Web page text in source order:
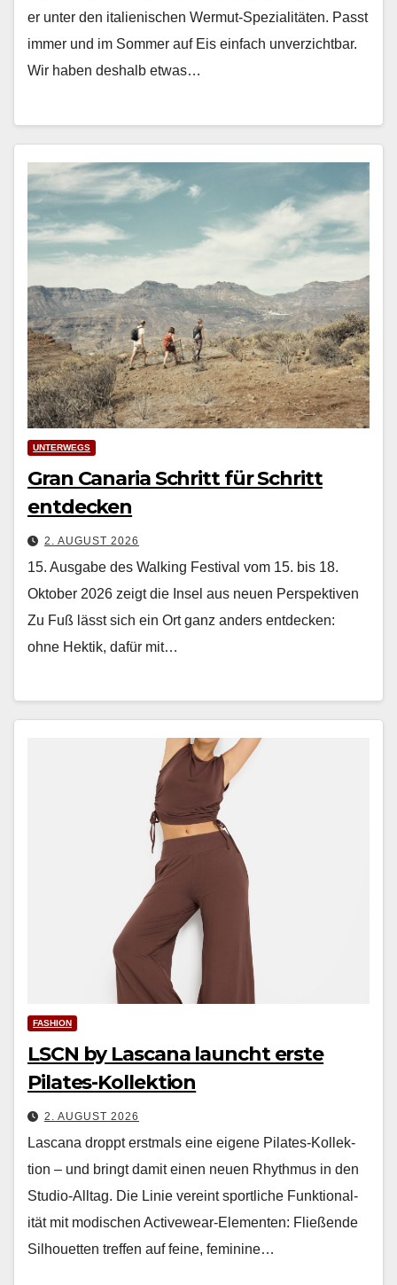
er unter den ital­ienis­chen Wer­mut-Spezial­itäten. Passt
immer und im Som­mer auf Eis ein­fach unverzicht­bar.
Wir haben deshalb etwas…
UNTERWEGS
Gran Canaria Schritt für Schritt
entdecken
2. AUGUST 2026
15. Ausgabe des Walking Festival vom 15. bis 18.
Oktober 2026 zeigt die Insel aus neuen Perspektiven
Zu Fuß lässt sich ein Ort ganz anders ent­deck­en:
ohne Hek­tik, dafür mit…
FASHION
LSCN by Lascana launcht erste
Pilates-Kollektion
2. AUGUST 2026
Las­cana droppt erst­mals eine eigene Pilates-Kollek­
tion – und bringt damit einen neuen Rhyth­mus in den
Stu­dio-All­t­ag. Die Lin­ie vere­int sportliche Funk­tion­al­
ität mit modis­chen Activewear-Ele­menten: Fließende
Sil­hou­et­ten tre­f­fen auf feine, fem­i­nine…